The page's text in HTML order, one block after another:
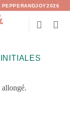
PEPPERANDJOY2026
INITIALES